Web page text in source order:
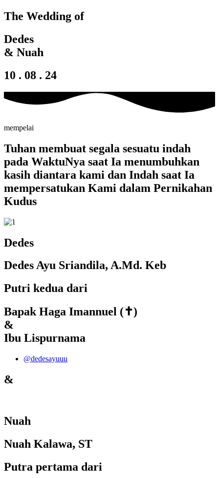
The Wedding of
Dedes
& Nuah
10 . 08 . 24
mempelai
Tuhan membuat segala sesuatu indah
pada WaktuNya saat Ia menumbuhkan
kasih diantara kami dan Indah saat Ia
mempersatukan Kami dalam Pernikahan
Kudus
Dedes
Dedes Ayu Sriandila, A.Md. Keb
Putri kedua dari
Bapak Haga Imannuel (✝)
&
Ibu Lispurnama
@dedesayuuu
&
Nuah
Nuah Kalawa, ST
Putra pertama dari